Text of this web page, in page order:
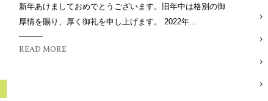
新年あけましておめでとうございます。旧年中は格別の御
厚情を賜り、厚く御礼を申し上げます。 2022年...
READ MORE